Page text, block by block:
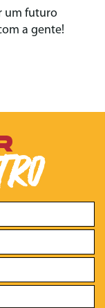
um futuro
a gente!